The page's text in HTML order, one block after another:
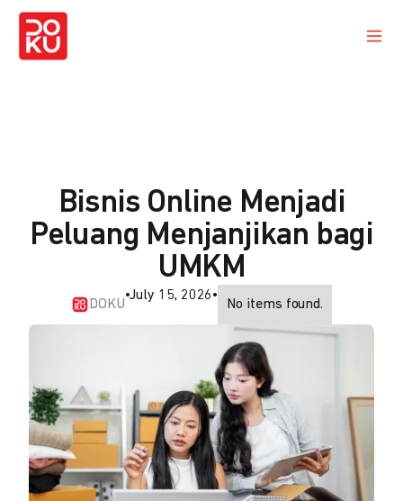
Bisnis Online Menjadi
Peluang Menjanjikan bagi
UMKM
DOKU
•July 15, 2026•
No items found.